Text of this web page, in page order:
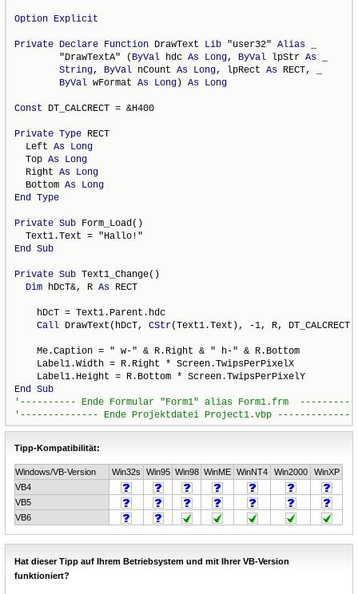
Option Explicit
Private Declare Function DrawText Lib "user32" Alias
        "DrawTextA" (
ByVal hdc As Long, ByVal lpStr As
String, ByVal nCount As Long, lpRect As RECT, _
ByVal wFormat As Long) As Long
Const DT_CALCRECT = &H400
Private Type RECT
  Left
As Long
  Top
As Long
  Right
As Long
  Bottom
As Long
End Type
Private Sub Form_Load()
End Sub
Private Sub Text1_Change()
Dim hDcT&, R As RECT
    hDcT = Text1.Parent.hdc
Call DrawText(hDcT, CStr(Text1.Text), -1, R, DT_CALCRECT)
    Me.Caption = " w-" & R.Right & " h-" & R.Bottom
    Label1.Width = R.Right * Screen.TwipsPerPixelX
End Sub
Tipp-Kompatibilität:
Windows/VB-Version Win32s Win95 Win98 WinME WinNT4 Win2000
WinXP
VB4
VB5
VB6
Hat dieser Tipp auf Ihrem Betriebsystem und mit Ihrer VB-Version
funktioniert?